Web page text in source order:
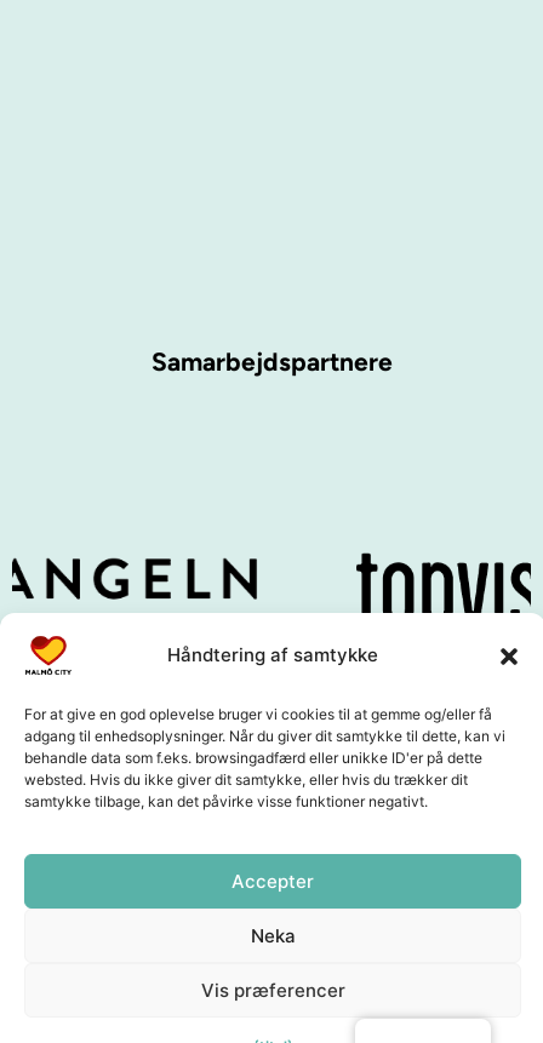
Håndtering af samtykke
For at give en god oplevelse bruger vi cookies til at gemme og/eller få
adgang til enhedsoplysninger. Når du giver dit samtykke til dette, kan vi
behandle data som f.eks. browsingadfærd eller unikke ID'er på dette
websted. Hvis du ikke giver dit samtykke, eller hvis du trækker dit
samtykke tilbage, kan det påvirke visse funktioner negativt.
Accepter
Neka
Vis præferencer
Samarbejdspartnere